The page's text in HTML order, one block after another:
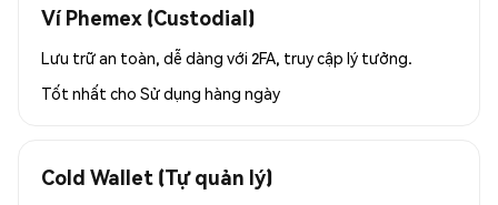
Ví Phemex (Custodial)
Lưu trữ an toàn, dễ dàng với 2FA, truy cập lý tưởng.
Tốt nhất cho Sử dụng hàng ngày
Cold Wallet (Tự quản lý)